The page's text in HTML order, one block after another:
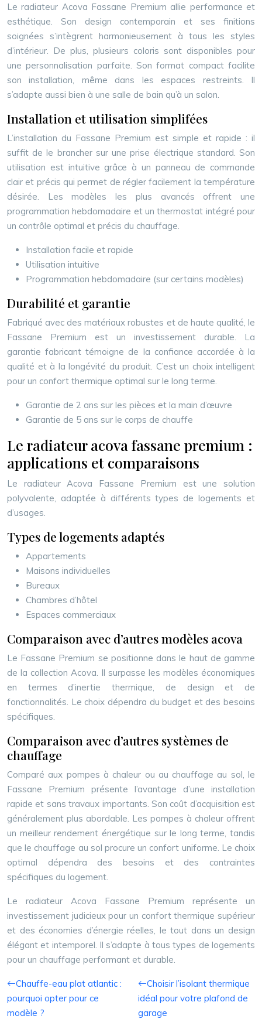
Le radiateur Acova Fassane Premium allie performance et
esthétique. Son design contemporain et ses finitions
soignées s’intègrent harmonieusement à tous les styles
d’intérieur. De plus, plusieurs coloris sont disponibles pour
une personnalisation parfaite. Son format compact facilite
son installation, même dans les espaces restreints. Il
s’adapte aussi bien à une salle de bain qu’à un salon.
Installation et utilisation simplifées
L’installation du Fassane Premium est simple et rapide : il
suffit de le brancher sur une prise électrique standard. Son
utilisation est intuitive grâce à un panneau de commande
clair et précis qui permet de régler facilement la température
désirée. Les modèles les plus avancés offrent une
programmation hebdomadaire et un thermostat intégré pour
un contrôle optimal et précis du chauffage.
Installation facile et rapide
Utilisation intuitive
Programmation hebdomadaire (sur certains modèles)
Durabilité et garantie
Fabriqué avec des matériaux robustes et de haute qualité, le
Fassane Premium est un investissement durable. La
garantie fabricant témoigne de la confiance accordée à la
qualité et à la longévité du produit. C’est un choix intelligent
pour un confort thermique optimal sur le long terme.
Garantie de 2 ans sur les pièces et la main d’œuvre
Garantie de 5 ans sur le corps de chauffe
Le radiateur acova fassane premium :
applications et comparaisons
Le radiateur Acova Fassane Premium est une solution
polyvalente, adaptée à différents types de logements et
d’usages.
Types de logements adaptés
Appartements
Maisons individuelles
Bureaux
Chambres d’hôtel
Espaces commerciaux
Comparaison avec d’autres modèles acova
Le Fassane Premium se positionne dans le haut de gamme
de la collection Acova. Il surpasse les modèles économiques
en termes d’inertie thermique, de design et de
fonctionnalités. Le choix dépendra du budget et des besoins
spécifiques.
Comparaison avec d’autres systèmes de
chauffage
Comparé aux pompes à chaleur ou au chauffage au sol, le
Fassane Premium présente l’avantage d’une installation
rapide et sans travaux importants. Son coût d’acquisition est
généralement plus abordable. Les pompes à chaleur offrent
un meilleur rendement énergétique sur le long terme, tandis
que le chauffage au sol procure un confort uniforme. Le choix
optimal dépendra des besoins et des contraintes
spécifiques du logement.
Le radiateur Acova Fassane Premium représente un
investissement judicieux pour un confort thermique supérieur
et des économies d’énergie réelles, le tout dans un design
élégant et intemporel. Il s’adapte à tous types de logements
pour un chauffage performant et durable.
Chauffe-eau plat atlantic :
pourquoi opter pour ce
modèle ?
Choisir l’isolant thermique
idéal pour votre plafond de
garage